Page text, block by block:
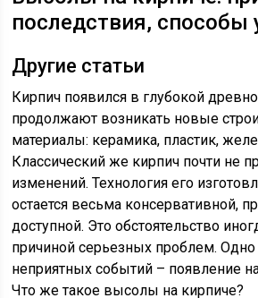
последствия, способы
Другие статьи
Кирпич появился в глубокой
продолжают возникать новые
материалы: керамика, пластик,
Классический же кирпич почти не
изменений. Технология его
остается весьма консервативной,
доступной. Это обстоятельство
причиной серьезных проблем.
неприятных событий – появление
Что же такое высолы на кирпиче?